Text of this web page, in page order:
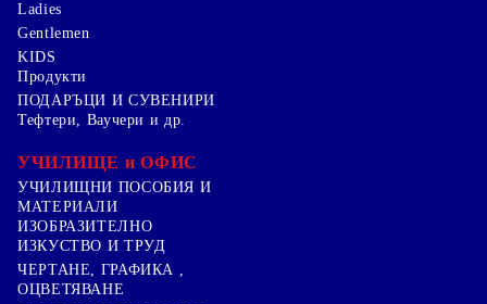
Ladies
Gentlemen
KIDS
Продукти
ПОДАРЪЦИ И СУВЕНИРИ
Тефтери, Ваучери и др.
УЧИЛИЩЕ и ОФИС
УЧИЛИЩНИ ПОСОБИЯ И
МАТЕРИАЛИ
ИЗОБРАЗИТЕЛНО
ИЗКУСТВО И ТРУД
ЧЕРТАНЕ, ГРАФИКА ,
ОЦВЕТЯВАНЕ